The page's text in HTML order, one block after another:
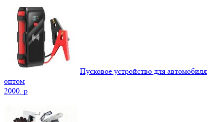
Пусковое устройство для автомобиля
оптом
2000. p